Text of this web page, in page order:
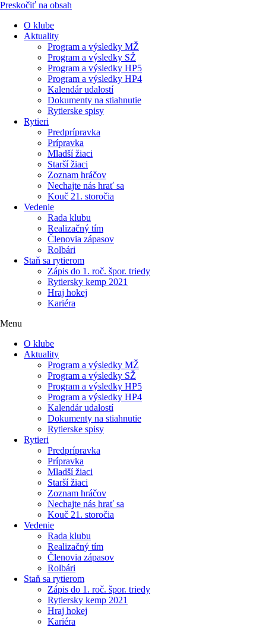
Preskočiť na obsah
O klube
Aktuality
Program a výsledky MŽ
Program a výsledky SŽ
Program a výsledky HP5
Program a výsledky HP4
Kalendár udalostí
Dokumenty na stiahnutie
Rytierske spisy
Rytieri
Predprípravka
Prípravka
Mladší žiaci
Starší žiaci
Zoznam hráčov
Nechajte nás hrať sa
Kouč 21. storočia
Vedenie
Rada klubu
Realizačný tím
Členovia zápasov
Rolbári
Staň sa rytierom
Zápis do 1. roč. špor. triedy
Rytiersky kemp 2021
Hraj hokej
Kariéra
Menu
O klube
Aktuality
Program a výsledky MŽ
Program a výsledky SŽ
Program a výsledky HP5
Program a výsledky HP4
Kalendár udalostí
Dokumenty na stiahnutie
Rytierske spisy
Rytieri
Predprípravka
Prípravka
Mladší žiaci
Starší žiaci
Zoznam hráčov
Nechajte nás hrať sa
Kouč 21. storočia
Vedenie
Rada klubu
Realizačný tím
Členovia zápasov
Rolbári
Staň sa rytierom
Zápis do 1. roč. špor. triedy
Rytiersky kemp 2021
Hraj hokej
Kariéra